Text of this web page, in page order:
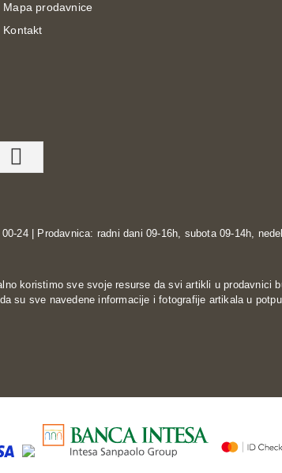
Mapa prodavnice
Kontakt
00-24 | Prodavnica: radni dani 09-16h, subota 09-14h,
koristimo sve svoje resurse da svi artikli u prodavnici
su sve navedene informacije i fotografije artikala u